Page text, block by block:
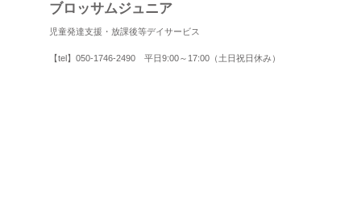
ブロッサムジュニア
児童発達支援・放課後等デイサービス
【tel】050-1746-2490 平日9:00～17:00（土日祝日休み）